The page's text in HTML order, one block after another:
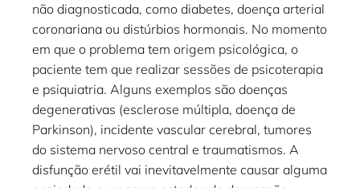
não diagnosticada, como diabetes, doença arterial
coronariana ou distúrbios hormonais. No momento
em que o problema tem origem psicológica, o
paciente tem que realizar sessões de psicoterapia
e psiquiatria. Alguns exemplos são doenças
degenerativas (esclerose múltipla, doença de
Parkinson), incidente vascular cerebral, tumores
do sistema nervoso central e traumatismos. A
disfunção erétil vai inevitavelmente causar alguma